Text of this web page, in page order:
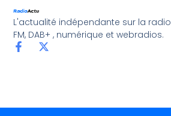
L'actualité indépendante sur la radio
FM, DAB+ , numérique et webradios.